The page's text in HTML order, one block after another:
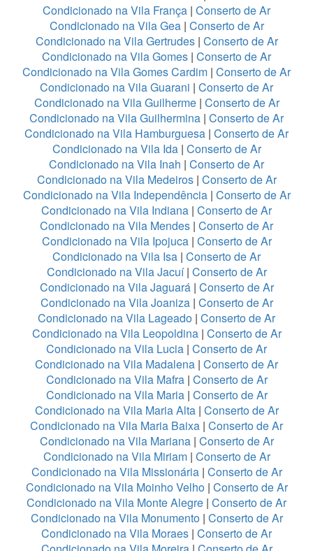
Condicionado na Vila França | Conserto de Ar
Condicionado na Vila Gea| Conserto de Ar
Condicionado na Vila Gertrudes| Conserto de Ar
Condicionado na Vila Gomes | Conserto de Ar
Condicionado na Vila Gomes Cardim | Conserto de Ar
Condicionado na Vila Guarani | Conserto de Ar
Condicionado na Vila Guilherme| Conserto de Ar
Condicionado na Vila Guilhermina | Conserto de Ar
Condicionado na Vila Hamburguesa | Conserto de Ar
Condicionado na Vila Ida| Conserto de Ar
Condicionado na Vila Inah | Conserto de Ar
Condicionado na Vila Medeiros| Conserto de Ar
Condicionado na Vila Independência| Conserto de Ar
Condicionado na Vila Indiana | Conserto de Ar
Condicionado na Vila Mendes | Conserto de Ar
Condicionado na Vila Ipojuca| Conserto de Ar
Condicionado na Vila Isa | Conserto de Ar
Condicionado na Vila Jacuí| Conserto de Ar
Condicionado na Vila Jaguará| Conserto de Ar
Condicionado na Vila Joaniza| Conserto de Ar
Condicionado na Vila Lageado | Conserto de Ar
Condicionado na Vila Leopoldina| Conserto de Ar
Condicionado na Vila Lucia | Conserto de Ar
Condicionado na Vila Madalena | Conserto de Ar
Condicionado na Vila Mafra | Conserto de Ar
Condicionado na Vila Maria| Conserto de Ar
Condicionado na Vila Maria Alta| Conserto de Ar
Condicionado na Vila Maria Baixa | Conserto de Ar
Condicionado na Vila Mariana| Conserto de Ar
Condicionado na Vila Miriam| Conserto de Ar
Condicionado na Vila Missionária| Conserto de Ar
Condicionado na Vila Moinho Velho| Conserto de Ar
Condicionado na Vila Monte Alegre | Conserto de Ar
Condicionado na Vila Monumento| Conserto de Ar
Condicionado na Vila Moraes | Conserto de Ar